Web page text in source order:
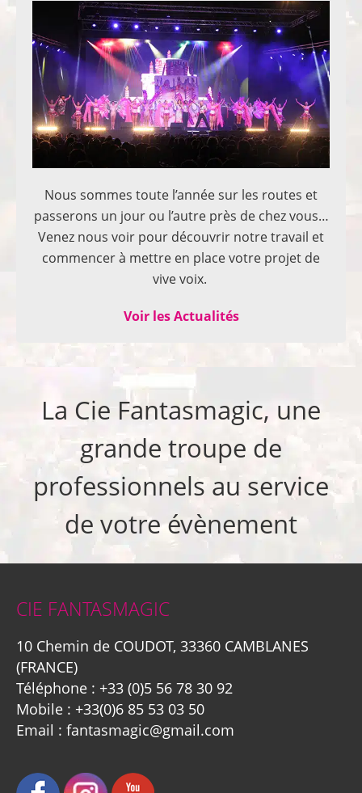
Nous sommes toute l’année sur les routes et
passerons un jour ou l’autre près de chez vous…
Venez nous voir pour découvrir notre travail et
commencer à mettre en place votre projet de
vive voix.
Voir les Actualités
La Cie Fantasmagic, une
grande troupe de
professionnels au service
de votre évènement
CIE FANTASMAGIC
10 Chemin de COUDOT, 33360 CAMBLANES
(FRANCE)
Téléphone : +33 (0)5 56 78 30 92
Mobile : +33(0)6 85 53 03 50
Email : fantasmagic@gmail.com